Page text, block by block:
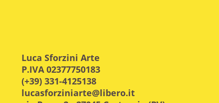
Luca Sforzini Arte
P.IVA 02377750183
(+39) 331-4125138
lucasforziniarte@libero.it